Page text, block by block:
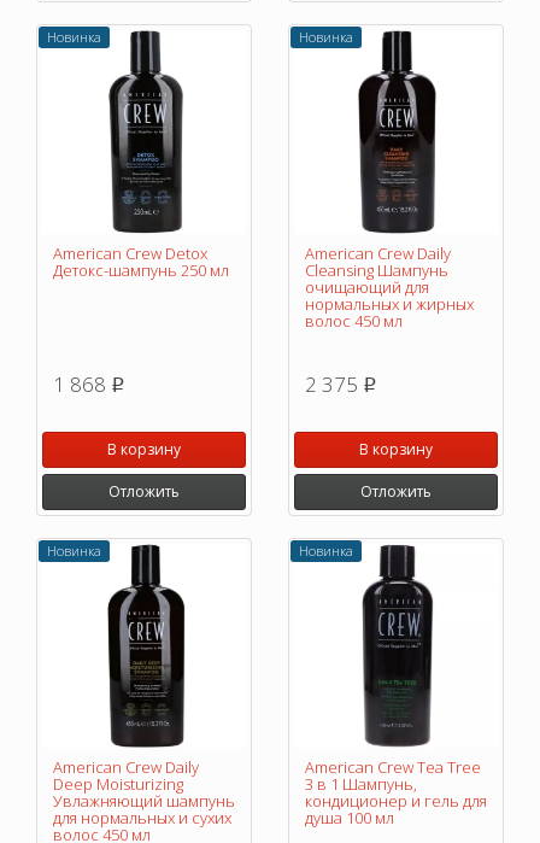
Новинка
American Crew Detox
Детокс-шампунь 250 мл
1 868 p
В корзину
Отложить
Новинка
American Crew Daily
Cleansing Шампунь
очищающий для
нормальных и жирных
волос 450 мл
2 375 p
В корзину
Отложить
Новинка
American Crew Daily
Deep Moisturizing
Увлажняющий шампунь
для нормальных и сухих
волос 450 мл
Новинка
American Crew Tea Tree
3 в 1 Шампунь,
кондиционер и гель для
душа 100 мл